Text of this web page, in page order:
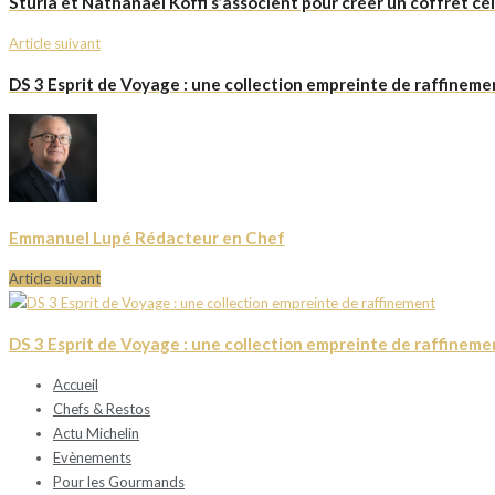
Article suivant
DS 3 Esprit de Voyage : une collection empreinte de
Emmanuel Lupé Rédacteur en Chef
Article suivant
DS 3 Esprit de Voyage : une collection empreinte de
Accueil
Chefs & Restos
Actu Michelin
Evènements
Pour les Gourmands